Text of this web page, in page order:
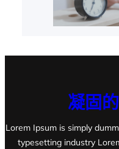
凝固
Lorem Ipsum is simply
typesetting industry